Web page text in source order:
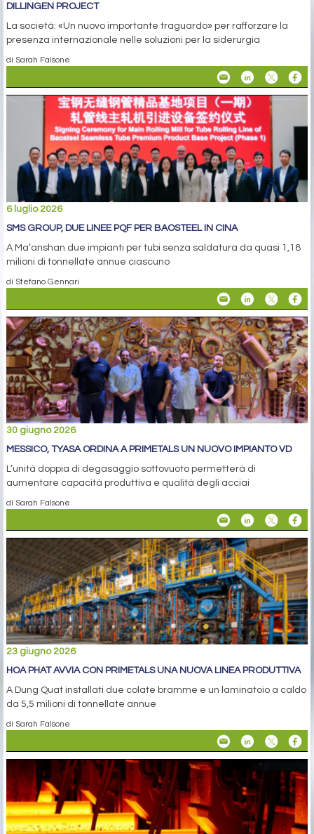
DILLINGEN PROJECT
La società: «Un nuovo importante traguardo» per rafforzare la
presenza internazionale nelle soluzioni per la siderurgia
di Sarah Falsone
6 luglio 2026
SMS GROUP, DUE LINEE PQF PER BAOSTEEL IN CINA
A Ma’anshan due impianti per tubi senza saldatura da quasi 1,18
milioni di tonnellate annue ciascuno
di Stefano Gennari
30 giugno 2026
MESSICO, TYASA ORDINA A PRIMETALS UN NUOVO IMPIANTO VD
L’unità doppia di degasaggio sottovuoto permetterà di
aumentare capacità produttiva e qualità degli acciai
di Sarah Falsone
23 giugno 2026
HOA PHAT AVVIA CON PRIMETALS UNA NUOVA LINEA PRODUTTIVA
A Dung Quat installati due colate bramme e un laminatoio a caldo
da 5,5 milioni di tonnellate annue
di Sarah Falsone